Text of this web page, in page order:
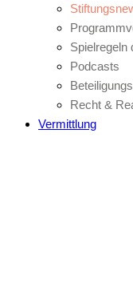
Spielregeln
Podcasts
Recht &
Vermittlung